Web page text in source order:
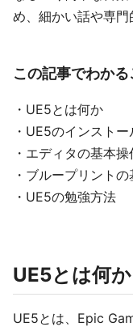
め、細かい話や専門
この記事でわかる
・UE5とは何か
・UE5のインスト
・エディタの基本操
・ブループリント
・UE5の勉強方法
UE5とは何か
UE5とは、Epic